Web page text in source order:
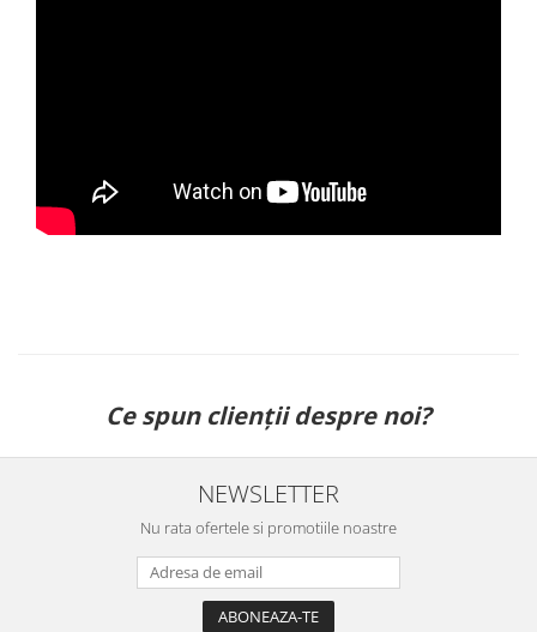
Ce spun clienții despre noi?
NEWSLETTER
Nu rata ofertele si promotiile noastre